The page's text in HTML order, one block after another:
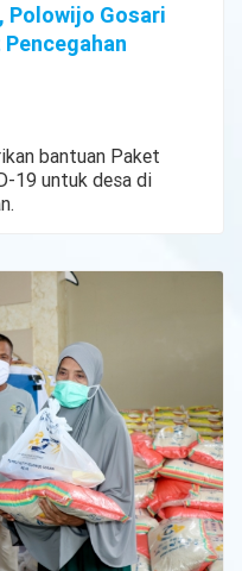
Polowijo Gosari
bantuan Paket
19 untuk desa di